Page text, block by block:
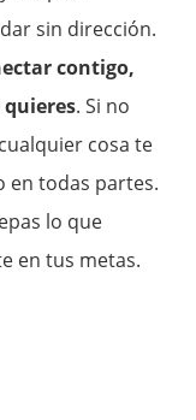
sin dirección.
contigo,
. Si no
cosa te
en todas partes.
lo que
en tus metas.